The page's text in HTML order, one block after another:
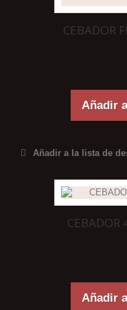
CEBADOR
Añadir
Añadir a la lista de
CEBADOR
Añadir